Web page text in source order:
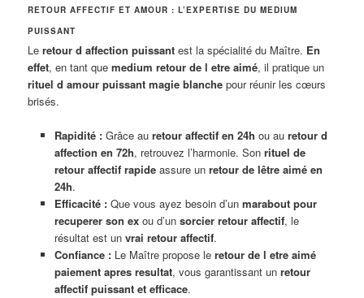
RETOUR AFFECTIF ET AMOUR : L’EXPERTISE DU MEDIUM
PUISSANT
Leretour d affection puissant est la spécialité du Maître. En
effet, en tant quemedium retour de l etre aimé, il pratique un
rituel d amour puissant magie blanche pour réunir les cœurs
brisés.
Rapidité :Grâce au retour affectif en 24h ou au retour d
affection en 72h, retrouvez l’harmonie. Son rituel de
retour affectif rapideassure un retour de lêtre aimé en
24h.
Efficacité :Que vous ayez besoin d’un marabout pour
recuperer son exou d’un sorcier retour affectif, le
résultat est un vrai retour affectif.
Confiance :Le Maître propose le retour de l etre aimé
paiement apres resultat, vous garantissant un retour
affectif puissant et efficace.